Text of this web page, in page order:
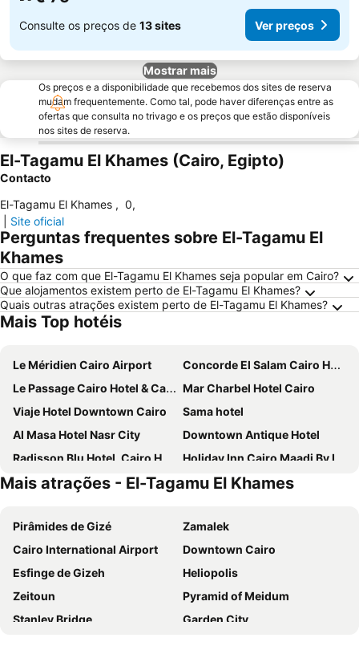
Consulte os preços de 13 sites Ver preços
Mostrar mais
Os preços e a disponibilidade que recebemos dos sites de reserva
mudam frequentemente. Como tal, pode haver diferenças entre as
ofertas que consulta no trivago e os preços que estão disponíveis
nos sites de reserva.
El-Tagamu El Khames (Cairo, Egipto)
Contacto
El-Tagamu El Khames , 0,
Site oficial
Perguntas frequentes sobre El-Tagamu El
Khames
O que faz com que El-Tagamu El Khames seja popular em Cairo?
Que alojamentos existem perto de El-Tagamu El Khames?
Quais outras atrações existem perto de El-Tagamu El Khames?
Mais Top hotéis
Le Méridien Cairo Airport
Concorde El Salam Cairo Hotel & Casino
Le Passage Cairo Hotel & Casino
Mar Charbel Hotel Cairo
Viaje Hotel Downtown Cairo
Sama hotel
Al Masa Hotel Nasr City
Downtown Antique Hotel
Radisson Blu Hotel, Cairo Heliopolis
Holiday Inn Cairo Maadi By Ihg
Novotel Cairo Airport
Holiday Inn Cairo - Citystars By Ihg
Hilton Cairo Heliopolis
Golden Palace Hotel
Holy Sheet Plus - Boutique Hotel
Casablanca Hotel
The Guard Hotel
Triumph Plaza Hotel
Soft Hotel
Atlas International Hotels
Montana Hotel
Hostgram Hotel
Mais atrações - El-Tagamu El Khames
Pirâmides de Gizé
Zamalek
Cairo International Airport
Downtown Cairo
Esfinge de Gizeh
Heliopolis
Zeitoun
Pyramid of Meidum
Stanley Bridge
Garden City